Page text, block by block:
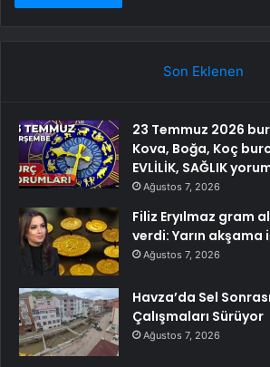
Son Eklenen
23 Temmuz 2026
Kova, Boğa, Koç
EVLİLİK, SAĞLIK
Ağustos 7, 2026
Filiz Eryılmaz gram
verdi: Yarın
Ağustos 7, 2026
Havza’da Sel Sonrası
Çalışmaları Sürüyor
Ağustos 7, 2026